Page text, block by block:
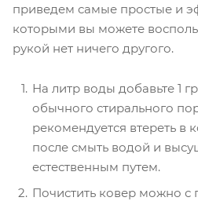
приведем самые простые и
которыми вы можете
рукой нет ничего другого.
На литр воды добавьте 1
обычного стирального
рекомендуется втереть в
после смыть водой и
естественным путем.
Почистить ковер можно